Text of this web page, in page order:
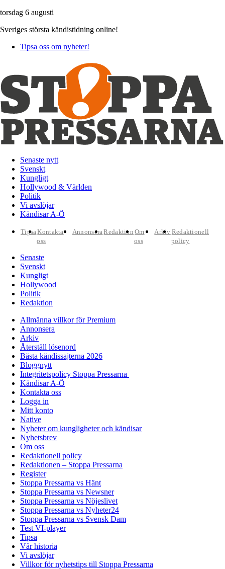
torsdag 6 augusti
Sveriges största kändistidning online!
Tipsa oss om nyheter!
Senaste nytt
Svenskt
Kungligt
Hollywood & Världen
Politik
Vi avslöjar
Kändisar A-Ö
TipsaKontakta
oss
AnnonseraRedaktion Om
oss
Arkiv Redaktionell
policy
Senaste
Svenskt
Kungligt
Hollywood
Politik
Redaktion
Allmänna villkor för Premium
Annonsera
Arkiv
Återställ lösenord
Bästa kändissajterna 2026
Bloggnytt
Integritetspolicy Stoppa Pressarna
Kändisar A-Ö
Kontakta oss
Logga in
Mitt konto
Native
Nyheter om kungligheter och kändisar
Nyhetsbrev
Om oss
Redaktionell policy
Redaktionen – Stoppa Pressarna
Register
Stoppa Pressarna vs Hänt
Stoppa Pressarna vs Newsner
Stoppa Pressarna vs Nöjeslivet
Stoppa Pressarna vs Nyheter24
Stoppa Pressarna vs Svensk Dam
Test VI-player
Tipsa
Vår historia
Vi avslöjar
Villkor för nyhetstips till Stoppa Pressarna